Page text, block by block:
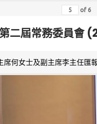
of 6
二屆常務委員會
席何女士及副主席李主任匯